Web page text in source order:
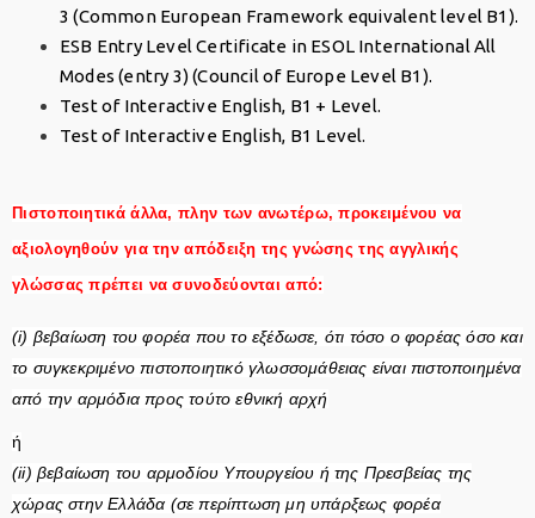
3 (Common European Framework equivalent level B1).
ESB Entry Level Certificate in ESOL International All
Modes (entry 3) (Council of Europe Level B1).
Test of Interactive English, B1 + Level.
Test of Interactive English, B1 Level.
Πιστοποιητικά άλλα, πλην των ανωτέρω, προκειμένου να
αξιολογηθούν για την απόδειξη της γνώσης της αγγλικής
γλώσσας πρέπει να συνοδεύονται από:
(i) βεβαίωση του φορέα που το εξέδωσε, ότι τόσο ο φορέας όσο και
το συγκεκριμένο πιστοποιητικό γλωσσομάθειας είναι πιστοποιημένα
από την αρμόδια προς τούτο εθνική αρχή
ή
(ii) βεβαίωση του αρμοδίου Υπουργείου ή της Πρεσβείας της
χώρας στην Ελλάδα (σε περίπτωση μη υπάρξεως φορέα